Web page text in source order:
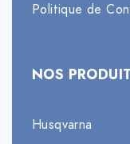
Politique de
NOS
Husqvarna